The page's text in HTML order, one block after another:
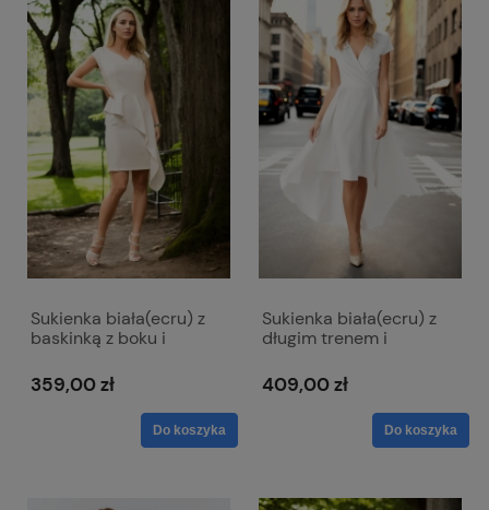
Sukienka biała(ecru) z
baskinką z boku i
Victoria ślubna
359,00 zł
Do koszyka
Sukienka biała(ecru) z
długim trenem i
Selena ślubna
409,00 zł
Do koszyka